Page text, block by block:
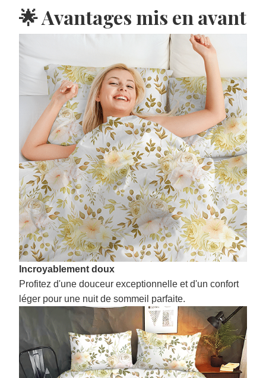
🌟 Avantages mis en avant
Incroyablement doux
Profitez d'une douceur exceptionnelle et d'un confort
léger pour une nuit de sommeil parfaite.